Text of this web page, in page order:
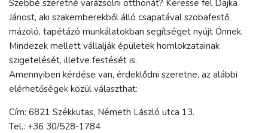
Szebbé szeretné varázsolni otthonát? Keresse fel Dajka
Jánost, aki szakemberekből álló csapatával szobafestő,
mázoló, tapétázó munkálatokban segítséget nyújt Önnek.
Mindezek mellett vállalják épületek homlokzatainak
szigetelését, illetve festését is.
Amennyiben kérdése van, érdeklődni szeretne, az alábbi
elérhetőségek közül választhat:
Cím: 6821 Székkutas, Németh László utca 13.
Tel.: +36 30/528-1784